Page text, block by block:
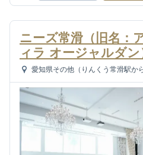
ニーズ常滑（旧名：
ィラ オージャルダン
愛知県その他（りんくう常滑駅か